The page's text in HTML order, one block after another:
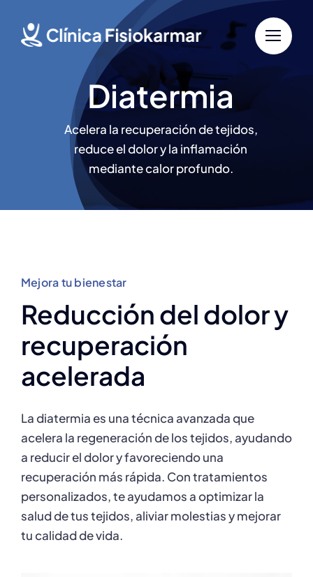
contenido
Diatermia
Acelera la recuperación de tejidos,
reduce el dolor y la inflamación
mediante calor profundo.
Mejora tu bienestar
Reducción del dolor y
recuperación
acelerada
La diatermia es una técnica avanzada que
acelera la regeneración de los tejidos, ayudando
a reducir el dolor y favoreciendo una
recuperación más rápida. Con tratamientos
personalizados, te ayudamos a optimizar la
salud de tus tejidos, aliviar molestias y mejorar
tu calidad de vida.